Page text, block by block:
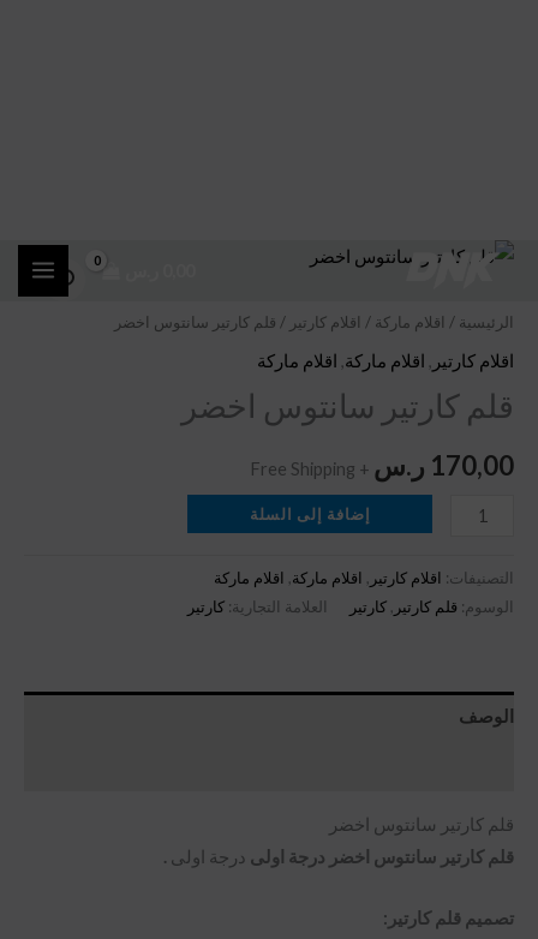
تخطي
المحتوى
الرئيسية / اقلام ماركة / اقلام كارتير / قلم كارتير سانتوس اخضر
اقلام كارتير اقلام ماركة اقلام ماركة
قلم كارتير سانتوس اخضر
170,00 ر.س + Free Shipping
كمية
كارتير
سانتوس
إضافة إلى السلة
التصنيفات: اقلام كارتير , اقلام ماركة, اقلام ماركة
الوسوم: قلم كارتير , كارتير العلامة التجارية: كارتير
الوصف
قلم كارتير سانتوس اخضر
قلم كارتير سانتوس اخضر درجة اولى درجة اولى .
تصميم قلم كارتير: